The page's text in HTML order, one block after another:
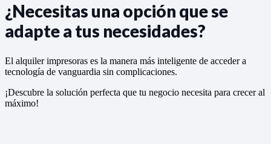
¿Necesitas una opción que se
adapte a tus necesidades?
El alquiler impresoras es la manera más inteligente de acceder a
tecnología de vanguardia sin complicaciones.
¡Descubre la solución perfecta que tu negocio necesita para crecer al
máximo!